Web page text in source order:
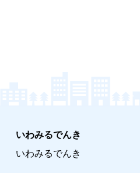
いわみるでんき
いわみるでんき